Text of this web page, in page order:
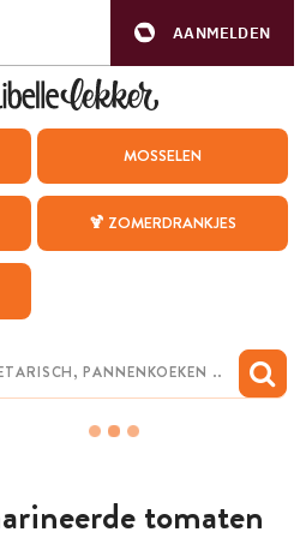
AANMELDEN
MOSSELEN
🍹 ZOMERDRANKJES
tomaten